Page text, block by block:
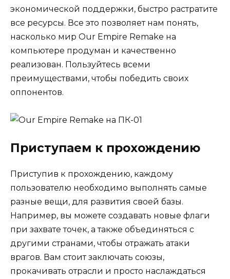
экономической поддержки, быстро растратите
все ресурсы. Все это позволяет нам понять,
насколько мир Our Empire Remake на
компьютере продуман и качественно
реализован. Пользуйтесь всеми
преимуществами, чтобы победить своих
оппонентов.
Приступаем к прохождению
Приступив к прохождению, каждому
пользователю необходимо выполнять самые
разные вещи, для развития своей базы.
Например, вы можете создавать новые флаги
при захвате точек, а также объединяться с
другими странами, чтобы отражать атаки
врагов. Вам стоит заключать союзы,
прокачивать отрасли и просто наслаждаться